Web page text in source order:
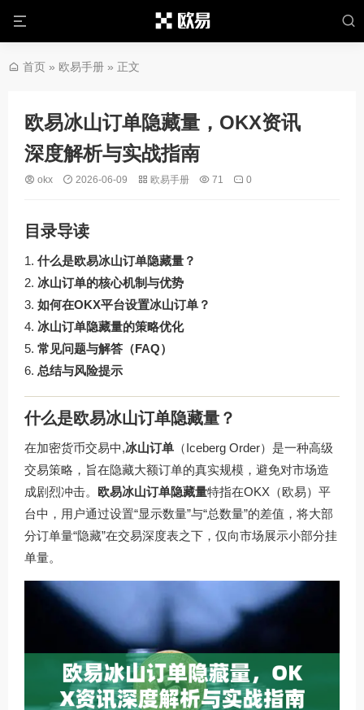
首页 » 欧易手册 » 正文
欧易冰山订单隐藏量，OKX资讯
深度解析与实战指南
okx 2026-06-09 欧易手册 71 0
目录导读
什么是欧易冰山订单隐藏量？
冰山订单的核心机制与优势
如何在OKX平台设置冰山订单？
冰山订单隐藏量的策略优化
常见问题与解答（FAQ）
总结与风险提示
什么是欧易冰山订单隐藏量？
在加密货币交易中,冰山订单 （Iceberg Order）是一种高级
交易策略，旨在隐藏大额订单的真实规模，避免对市场造
成剧烈冲击。 欧易冰山订单隐藏量特指在OKX（欧易）平
台中，用户通过设置“显示数量”与“总数量”的差值，将大部
分订单量“隐藏”在交易深度表之下，仅向市场展示小部分挂
单量。